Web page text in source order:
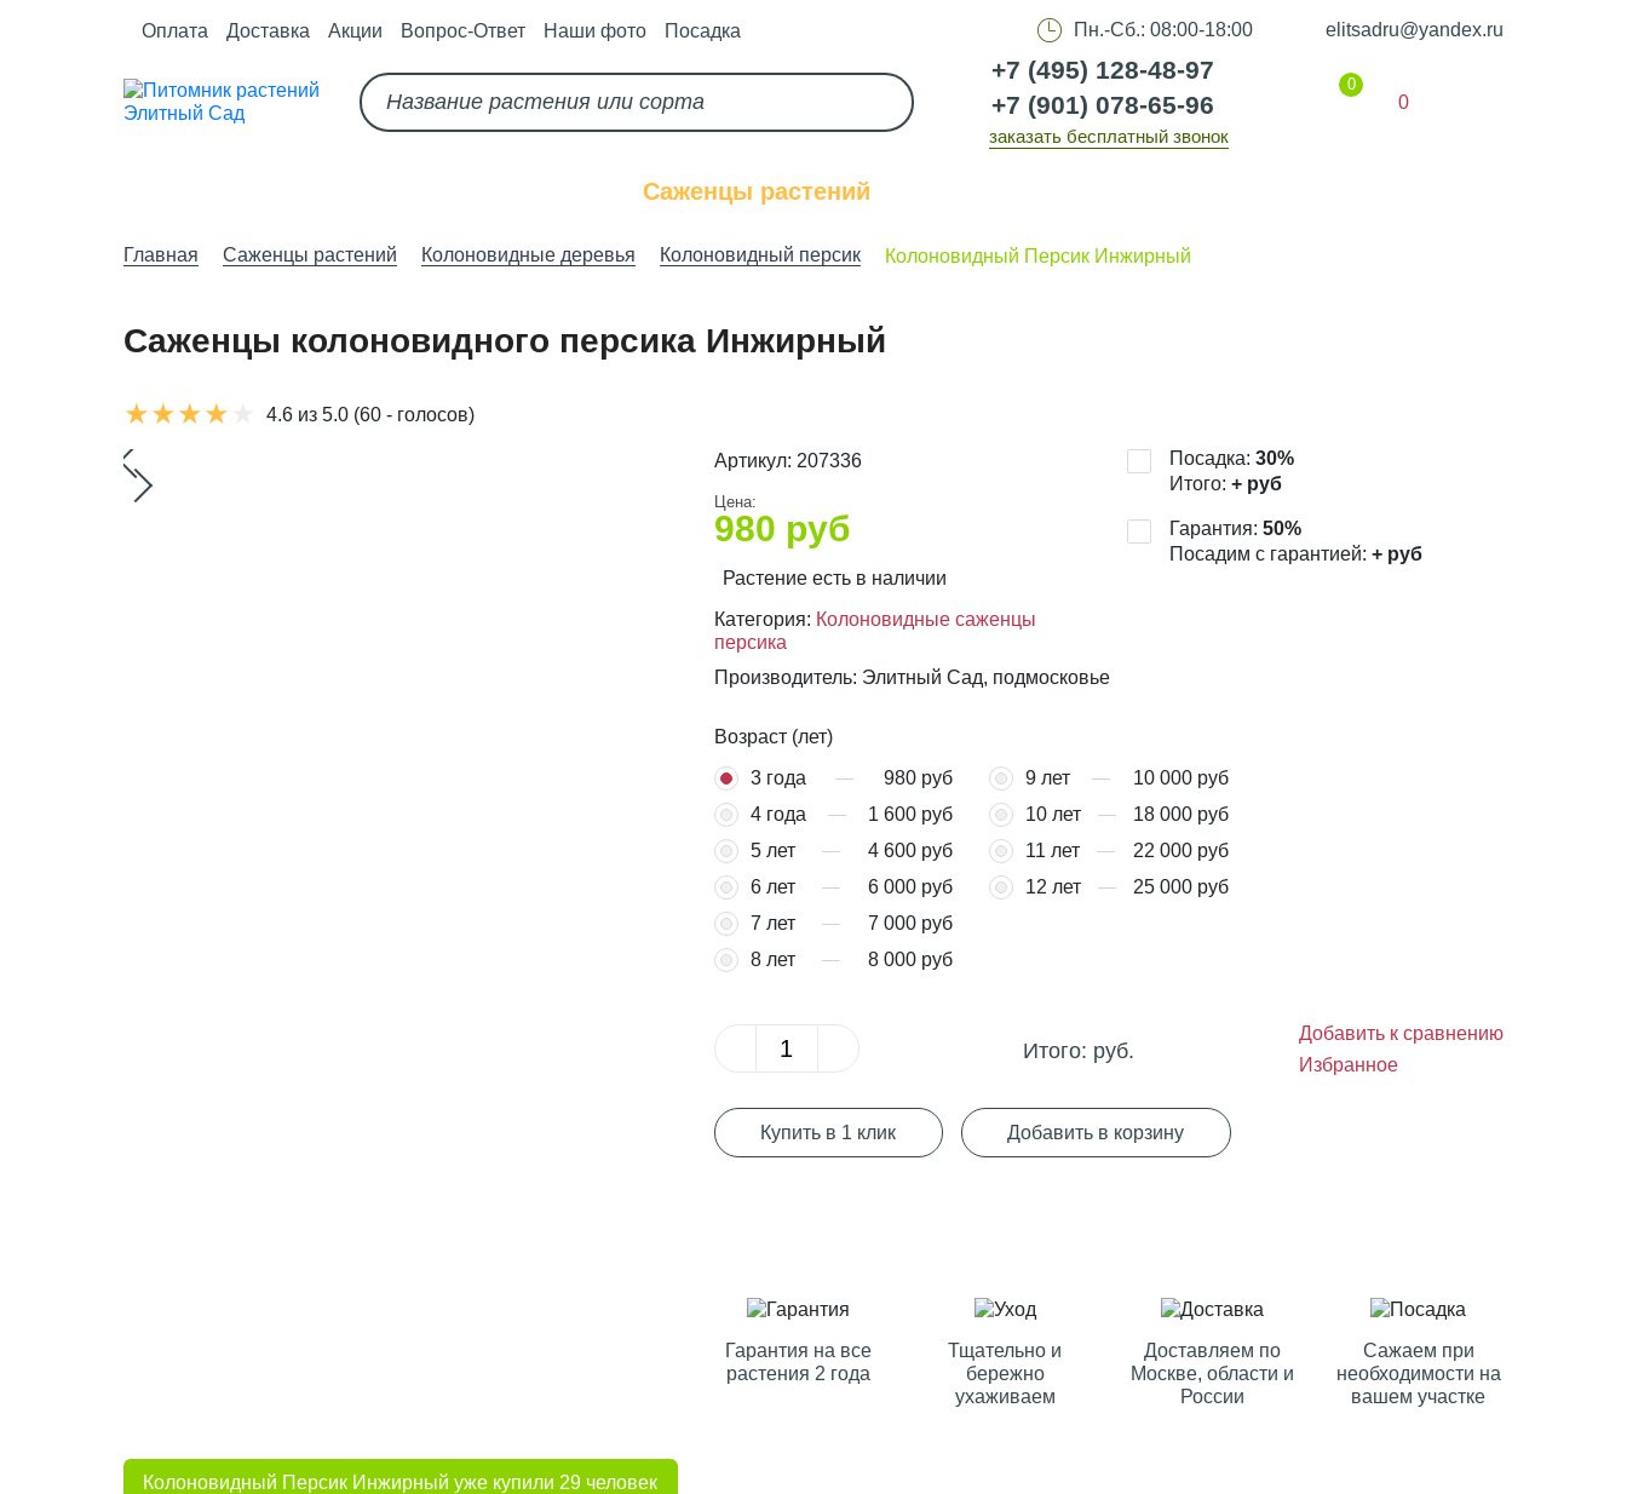
Оплата Доставка Акции Вопрос-Ответ Наши фото Посадка Пн.-Сб.: 08:00-18:00 elitsadru@yandex.ru
+7 (495) 128-48-97
+7 (901) 078-65-96
заказать бесплатный звонок
0
0
Саженцы растений
Главная Саженцы растений Колоновидные деревья Колоновидный персик Колоновидный Персик Инжирный
Саженцы колоновидного персика Инжирный
4.6 из 5.0(60 - голосов)
Колоновидный Персик Инжирный уже купили 29 человек
Артикул: 207336
Цена:
980 руб
Растение есть в наличии
Категория: Колоновидные саженцы
персика
Посадка: 30%
Итого: +руб
Гарантия: 50%
Посадим с гарантией: +руб
Производитель: Элитный Сад, подмосковье
Возраст (лет)
3 года
980 руб
4 года
1 600 руб
5 лет
4 600 руб
6 лет
6 000 руб
7 лет
7 000 руб
8 лет
8 000 руб
9 лет
10 000 руб
10 лет
18 000 руб
11 лет
22 000 руб
12 лет
25 000 руб
Итого: руб.
Добавить к сравнению
Избранное
Купить в 1 клик Добавить в корзину
Гарантия на все
растения 2 года
Тщательно и
бережно
ухаживаем
Доставляем по
Москве, области и
России
Сажаем при
необходимости на
вашем участке